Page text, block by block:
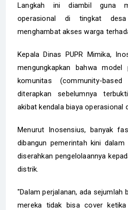
Langkah ini diambil guna
operasional di tingkat
menghambat akses warga
Kepala Dinas PUPR Mimika,
mengungkapkan bahwa model
komunitas (community-
diterapkan sebelumnya
akibat kendala biaya operasional
Menurut Inosensius, banyak
dibangun pemerintah kini
diserahkan pengelolaannya
distrik.
"Dalam perjalanan, ada sejumlah
mereka tidak bisa cover